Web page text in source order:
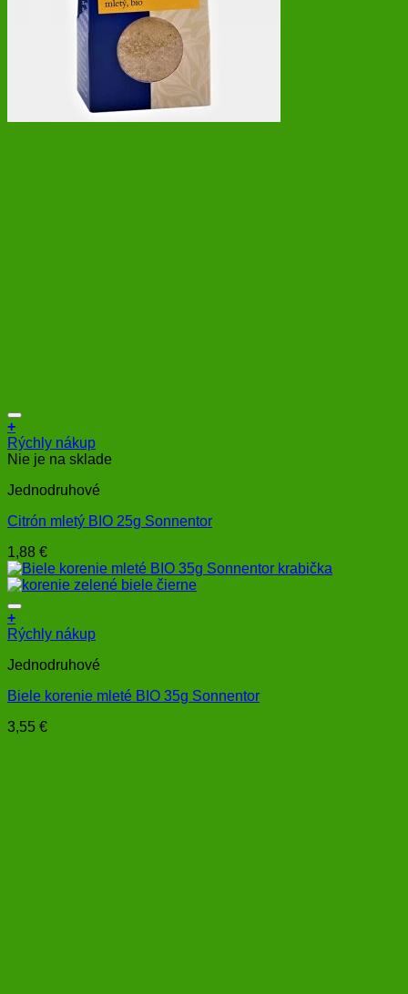
+
Rýchly nákup
Nie je na sklade
Jednodruhové
Citrón mletý BIO 25g Sonnentor
1,88 €
+
Rýchly nákup
Jednodruhové
Biele korenie mleté BIO 35g Sonnentor
3,55 €